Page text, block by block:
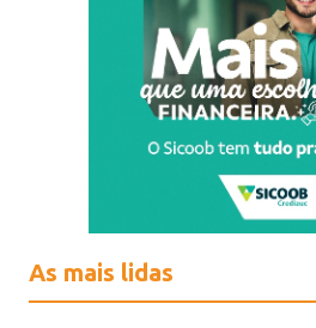
As mais lidas